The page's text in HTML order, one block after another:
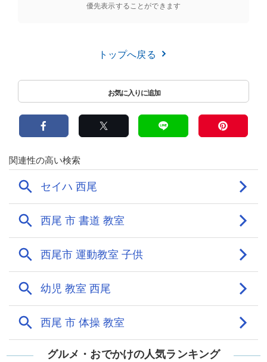
優先表示することができます
トップへ戻る
グルメ・おでかけの人気ランキング